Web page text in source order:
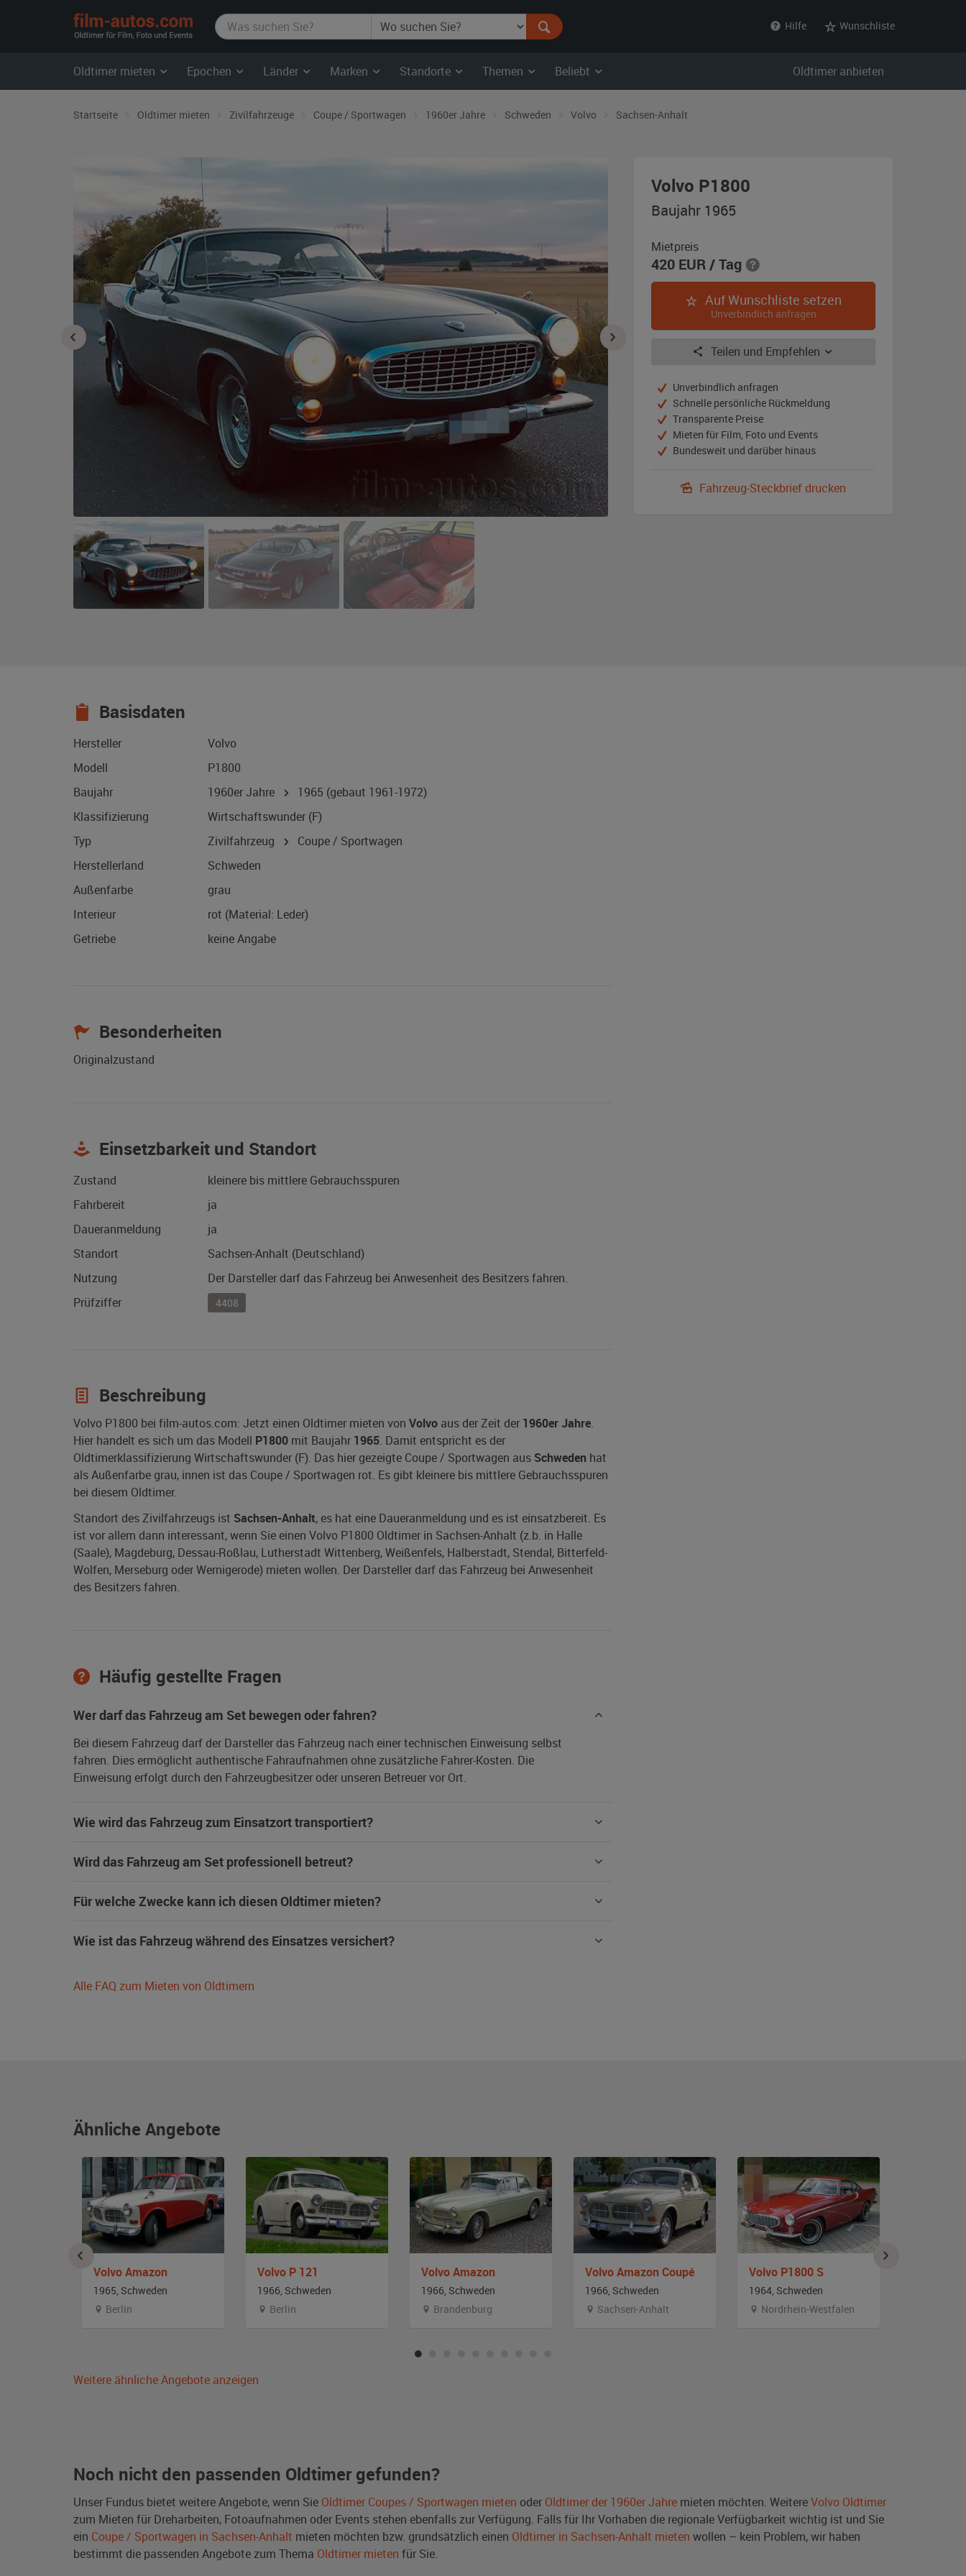
film-
autos.com
Hilfe Wunschliste
Oldtimer mieten Epochen Länder Marken Standorte Themen Beliebt Oldtimer anbieten
Startseite Oldtimer mieten Zivilfahrzeuge Coupe / Sportwagen 1960er Jahre Schweden Volvo Sachsen-Anhalt
Volvo P1800
Baujahr 1965
Mietpreis
420 EUR/ Tag
Auf Wunschliste setzen
Unverbindlich anfragen
Teilen und Empfehlen
Unverbindlich anfragen
Schnelle persönliche Rückmeldung
Transparente Preise
Mieten für Film, Foto und Events
Bundesweit und darüber hinaus
Fahrzeug-Steckbrief drucken
Basisdaten
Hersteller
Volvo
Modell
P1800
Baujahr
1960er Jahre 1965 (gebaut 1961-1972)
Klassifizierung
Wirtschaftswunder (F)
Typ
Zivilfahrzeug
Coupe / Sportwagen
Herstellerland
Schweden
Außenfarbe
grau
Interieur
rot (Material: Leder)
Getriebe
keine Angabe
Besonderheiten
Originalzustand
Einsetzbarkeit und Standort
Zustand
kleinere bis mittlere Gebrauchsspuren
Fahrbereit
ja
Daueranmeldung
ja
Standort
Sachsen-Anhalt (Deutschland)
Nutzung
Der Darsteller darf das Fahrzeug bei Anwesenheit des Besitzers fahren.
Prüfziffer
4408
Beschreibung
Volvo P1800 bei film-autos.com: Jetzt einen Oldtimer mieten von Volvo aus der Zeit der 1960er Jahre.
Hier handelt es sich um das Modell P1800 mit Baujahr 1965. Damit entspricht es der
Oldtimerklassifizierung Wirtschaftswunder (F). Das hier gezeigte Coupe / Sportwagen aus Schweden hat
als Außenfarbe grau, innen ist das Coupe / Sportwagen rot. Es gibt kleinere bis mittlere Gebrauchsspuren
bei diesem Oldtimer.
Standort des Zivilfahrzeugs ist Sachsen-Anhalt, es hat eine Daueranmeldung und es ist einsatzbereit. Es
ist vor allem dann interessant, wenn Sie einen Volvo P1800 Oldtimer in Sachsen-Anhalt (z.b. in Halle
(Saale), Magdeburg, Dessau-Roßlau, Lutherstadt Wittenberg, Weißenfels, Halberstadt, Stendal, Bitterfeld-
Wolfen, Merseburg oder Wernigerode) mieten wollen. Der Darsteller darf das Fahrzeug bei Anwesenheit
des Besitzers fahren.
Häufig gestellte Fragen
Wer darf das Fahrzeug am Set bewegen oder fahren?
Bei diesem Fahrzeug darf der Darsteller das Fahrzeug nach einer technischen Einweisung selbst
fahren. Dies ermöglicht authentische Fahraufnahmen ohne zusätzliche Fahrer-Kosten. Die
Einweisung erfolgt durch den Fahrzeugbesitzer oder unseren Betreuer vor Ort.
Wie wird das Fahrzeug zum Einsatzort transportiert?
Wird das Fahrzeug am Set professionell betreut?
Für welche Zwecke kann ich diesen Oldtimer mieten?
Wie ist das Fahrzeug während des Einsatzes versichert?
Alle FAQ zum Mieten von Oldtimern
Ähnliche Angebote
Volvo Amazon
1965, Schweden
Berlin
Volvo P 121
1966, Schweden
Berlin
Volvo Amazon
1966, Schweden
Brandenburg
Volvo Amazon Coupé
1966, Schweden
Sachsen-Anhalt
Volvo P1800 S
1964, Schweden
Nordrhein-Westfalen
Weitere ähnliche Angebote anzeigen
Noch nicht den passenden Oldtimer gefunden?
Unser Fundus bietet weitere Angebote, wenn Sie Oldtimer Coupes / Sportwagen mieten oder Oldtimer der 1960er Jahre mieten möchten. WeitereVolvo Oldtimer
zum Mieten für Dreharbeiten, Fotoaufnahmen oder Events stehen ebenfalls zur Verfügung. Falls für Ihr Vorhaben die regionale Verfügbarkeit wichtig ist und Sie
ein Coupe / Sportwagen in Sachsen-Anhalt mieten möchten bzw. grundsätzlich einen Oldtimer in Sachsen-Anhalt mieten wollen – kein Problem, wir haben
bestimmt die passenden Angebote zum Thema Oldtimer mieten für Sie.